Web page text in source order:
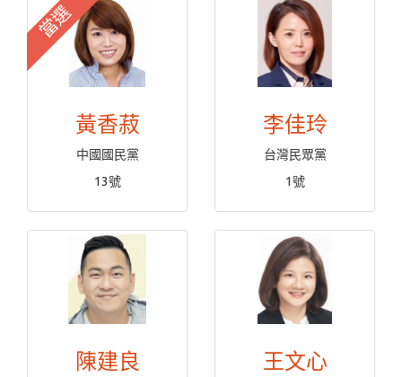
當選
黃香菽
中國國民黨
13號
李佳玲
台灣民眾黨
1號
陳建良 王文心